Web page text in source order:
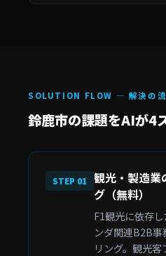
SOLUTION FLOW — 解決の
鈴鹿市の課題をAIが4
STEP 01
観光・製造業
グ（無料）
F1観光に依存
ンダ関連B2B
リング。観光